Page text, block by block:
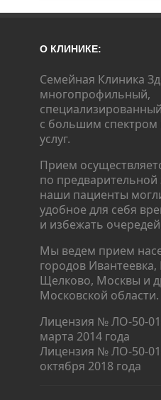
О КЛИНИКЕ:
Семейная Клиника
многопрофильный,
с большим спектром
услуг.
Прием
по
наши пациенты
удобное для себя
и избежать
Мы ведем прием
городов
Щелково, Москвы и
Московской области.
Лицензия № ЛО-50-
марта 2014 года
Лицензия № ЛО-50-
октября 2018 года